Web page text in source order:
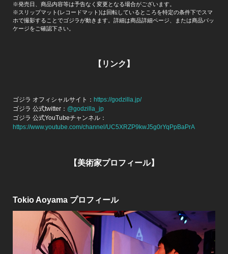
※発売日、商品内容等は予告なく変更となる場合がございます。
※スリップマット(レコードマット)は回転しているところを特定の条件下でスマ
ホで撮影することでゴジラが動きます。詳細は商品詳細ページ、または商品パッ
ケージをご確認下さい。
【リンク】
ゴジラ オフィシャルサイト： https://godzilla.jp/
ゴジラ 公式twitter： @godzilla_jp
ゴジラ 公式YouTubeチャンネル：
https://www.youtube.com/channel/UC5XRZP9kwJ5g0rYqPpBaPrA
【美術家プロフィール】
Tokio Aoyama プロフィール